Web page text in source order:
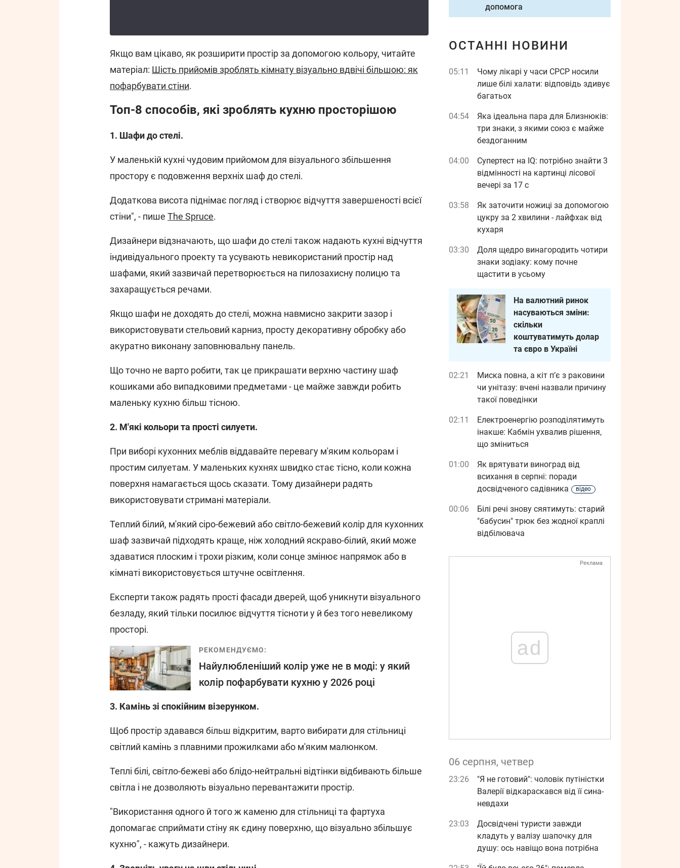
Якщо вам цікаво, як розширити простір за допомогою кольору, читайте
матеріал: Шість прийомів зроблять кімнату візуально вдвічі більшою: як
пофарбувати стіни.
Топ-8 способів, які зроблять кухню просторішою
1. Шафи до стелі.
У маленькій кухні чудовим прийомом для візуального збільшення
простору є подовження верхніх шаф до стелі.
Додаткова висота піднімає погляд і створює відчуття завершеності всієї
стіни", - пише The Spruce.
Дизайнери відзначають, що шафи до стелі також надають кухні відчуття
індивідуального проекту та усувають невикористаний простір над
шафами, який зазвичай перетворюється на пилозахисну полицю та
захаращується речами.
Якщо шафи не доходять до стелі, можна навмисно закрити зазор і
використовувати стельовий карниз, просту декоративну обробку або
акуратно виконану заповнювальну панель.
Що точно не варто робити, так це прикрашати верхню частину шаф
кошиками або випадковими предметами - це майже завжди робить
маленьку кухню більш тісною.
2. М'які кольори та прості силуети.
При виборі кухонних меблів віддавайте перевагу м'яким кольорам і
простим силуетам. У маленьких кухнях швидко стає тісно, коли кожна
поверхня намагається щось сказати. Тому дизайнери радять
використовувати стримані матеріали.
Теплий білий, м'який сіро-бежевий або світло-бежевий колір для кухонних
шаф зазвичай підходять краще, ніж холодний яскраво-білий, який може
здаватися плоским і трохи різким, коли сонце змінює напрямок або в
кімнаті використовується штучне освітлення.
Експерти також радять прості фасади дверей, щоб уникнути візуального
безладу, який тільки посилює відчуття тісноти у й без того невеликому
просторі.
РЕКОМЕНДУЄМО:
Найулюбленіший колір уже не в моді: у який
колір пофарбувати кухню у 2026 році
3. Камінь зі спокійним візерунком.
Щоб простір здавався більш відкритим, варто вибирати для стільниці
світлий камінь з плавними прожилками або м'яким малюнком.
Теплі білі, світло-бежеві або блідо-нейтральні відтінки відбивають більше
світла і не дозволяють візуально перевантажити простір.
"Використання одного й того ж каменю для стільниці та фартуха
допомагає сприймати стіну як єдину поверхню, що візуально збільшує
кухню", - кажуть дизайнери.
допомога
ОСТАННІ НОВИНИ
05:11
Чому лікарі у часи СРСР носили
лише білі халати: відповідь здивує
багатьох
04:54
Яка ідеальна пара для Близнюків:
три знаки, з якими союз є майже
бездоганним
04:00
Супертест на IQ: потрібно знайти 3
відмінності на картинці лісової
вечері за 17 с
03:58
Як заточити ножиці за допомогою
цукру за 2 хвилини - лайфхак від
кухаря
03:30
Доля щедро винагородить чотири
знаки зодіаку: кому почне
щастити в усьому
На валютний ринок
насуваються зміни:
скільки
коштуватимуть долар
та євро в Україні
02:21
Миска повна, а кіт п’є з раковини
чи унітазу: вчені назвали причину
такої поведінки
02:11
Електроенергію розподілятимуть
інакше: Кабмін ухвалив рішення,
що зміниться
01:00
Як врятувати виноград від
всихання в серпні: поради
досвідченого садівника
відео
00:06
Білі речі знову сяятимуть: старий
"бабусин" трюк без жодної краплі
відбілювача
Реклама
ad
06 серпня, четвер
23:26
"Я не готовий": чоловік путіністки
Валерії відкараскався від її сина-
невдахи
23:03
Досвідчені туристи завжди
кладуть у валізу шапочку для
душу: ось навіщо вона потрібна